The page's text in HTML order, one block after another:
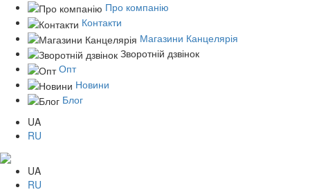
Про компанію
Контакти
Магазини Канцелярія
Зворотній дзвінок
Опт
Новини
Блог
UA
RU
UA
RU